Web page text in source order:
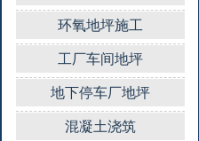
环氧地坪施工
工厂车间地坪
地下停车厂地坪
混凝土浇筑